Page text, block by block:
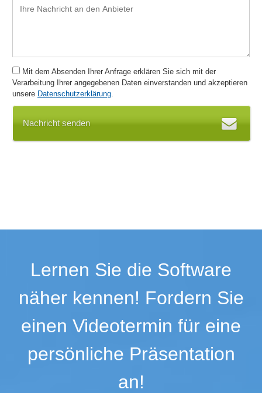
Mit dem Absenden Ihrer Anfrage erklären Sie sich mit der
Verarbeitung Ihrer angegebenen Daten einverstanden und akzeptieren
unsere Datenschutzerklärung.
Nachricht senden
Lernen Sie die Software
näher kennen! Fordern Sie
einen Videotermin für eine
persönliche Präsentation
an!